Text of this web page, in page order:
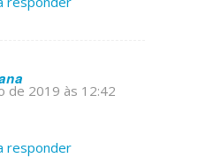
de 2019 às 12:42
responder